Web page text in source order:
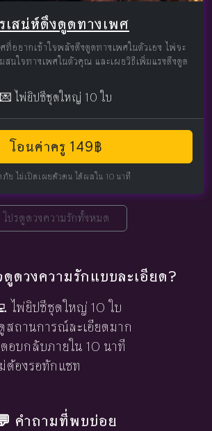
เสน่ห์ดึงดูดทางเพศ
ที่อยากเข้าใจพลังดึงดูดทางเพศในตัวเอง ไพ่จะ
สนใจทางเพศในตัวคุณ และเผยวิธีเพิ่มแรงดึงดูด
💌 ไพ่ยิปซีชุดใหญ่ 10 ใบ
โอนค่าครู 149฿
ย ไม่เปิดเผยตัวตน ได้ผลใน 10 นาที
โปรดูดวงความรักทั้งหมด
ดวงความรักแบบละเอียด?
ไพ่ยิปซีชุดใหญ่ 10 ใบ
สถานการณ์ละเอียดมาก
อบกลับภายใน 10 นาที
ม่ต้องรอทักแชท
คำถามที่พบบ่อย